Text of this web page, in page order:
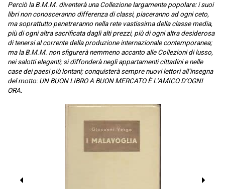
Perciò la B.M.M. diventerà una Collezione largamente popolare: i suoi
libri non conosceranno differenza di classi, piaceranno ad ogni ceto,
ma soprattutto penetreranno nella rete vastissima della classe media,
più di ogni altra sacrificata dagli alti prezzi, più di ogni altra desiderosa
di tenersi al corrente della produzione internazionale contemporanea;
ma la B.M.M. non sfigurerà nemmeno accanto alle Collezioni di lusso,
nei salotti eleganti; si diffonderà negli appartamenti cittadini e nelle
case dei paesi più lontani; conquisterà sempre nuovi lettori all’insegna
del motto: UN BUON LIBRO A BUON MERCATO È L’AMICO D’OGNI
ORA.